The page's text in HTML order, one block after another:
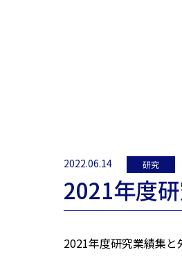
2022.06.14 研究
2021年度
2021年度研究業績集と